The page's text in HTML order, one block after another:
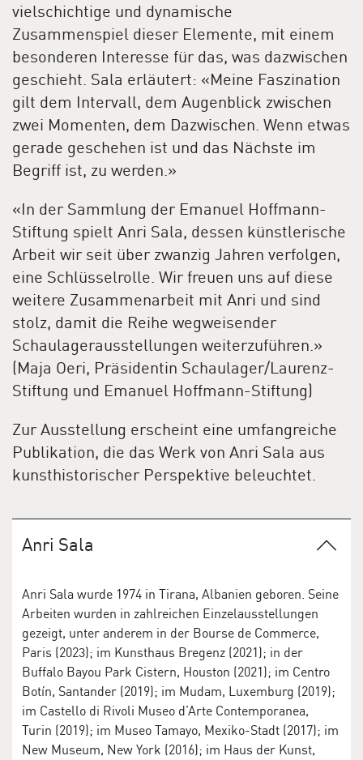
vielschichtige und dynamische
Zusammenspiel dieser Elemente, mit einem
besonderen Interesse für das, was dazwischen
geschieht. Sala erläutert: «Meine Faszination
gilt dem Intervall, dem Augenblick zwischen
zwei Momenten, dem Dazwischen. Wenn etwas
gerade geschehen ist und das Nächste im
Begriff ist, zu werden.»
«In der Sammlung der Emanuel Hoffmann-
Stiftung spielt Anri Sala, dessen künstlerische
Arbeit wir seit über zwanzig Jahren verfolgen,
eine Schlüsselrolle. Wir freuen uns auf diese
weitere Zusammenarbeit mit Anri und sind
stolz, damit die Reihe wegweisender
Schaulagerausstellungen weiterzuführen.»
(Maja Oeri, Präsidentin Schaulager/Laurenz-
Stiftung und Emanuel Hoffmann-Stiftung)
Zur Ausstellung erscheint eine umfangreiche
Publikation, die das Werk von Anri Sala aus
kunsthistorischer Perspektive beleuchtet.
Anri Sala
Anri Sala wurde 1974 in Tirana, Albanien geboren. Seine
Arbeiten wurden in zahlreichen Einzelausstellungen
gezeigt, unter anderem in der Bourse de Commerce,
Paris (2023); im Kunsthaus Bregenz (2021); in der
Buffalo Bayou Park Cistern, Houston (2021); im Centro
Botín, Santander (2019); im Mudam, Luxemburg (2019);
im Castello di Rivoli Museo d’Arte Contemporanea,
Turin (2019); im Museo Tamayo, Mexiko-Stadt (2017); im
New Museum, New York (2016); im Haus der Kunst,